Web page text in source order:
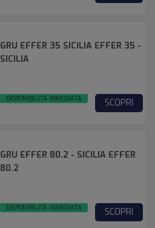
GRU EFFER 35 SICILIA EFFER 35 -
SICILIA
DISPONIBILITÀ IMMEDIATA SCOPRI
GRU EFFER 80.2 - SICILIA EFFER
80.2
DISPONIBILITÀ IMMEDIATA SCOPRI